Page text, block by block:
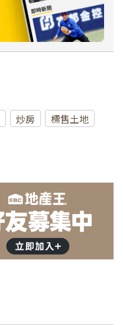
炒房 標售土地